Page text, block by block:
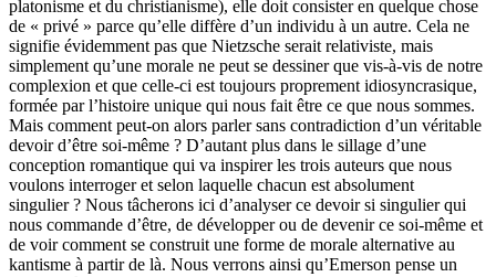
platonisme et du christianisme), elle doit consister en quelque chose
de « privé » parce qu’elle diffère d’un individu à un autre. Cela ne
signifie évidemment pas que Nietzsche serait relativiste, mais
simplement qu’une morale ne peut se dessiner que vis-à-vis de notre
complexion et que celle-ci est toujours proprement idiosyncrasique,
formée par l’histoire unique qui nous fait être ce que nous sommes.
Mais comment peut-on alors parler sans contradiction d’un véritable
devoir d’être soi-même ? D’autant plus dans le sillage d’une
conception romantique qui va inspirer les trois auteurs que nous
voulons interroger et selon laquelle chacun est absolument
singulier ? Nous tâcherons ici d’analyser ce devoir si singulier qui
nous commande d’être, de développer ou de devenir ce soi-même et
de voir comment se construit une forme de morale alternative au
kantisme à partir de là. Nous verrons ainsi qu’Emerson pense un